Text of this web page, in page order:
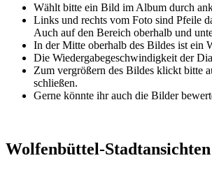
Wählt bitte ein Bild im Album durch
Links und rechts vom Foto sind Pfeile
Auch auf den Bereich oberhalb und
In der Mitte oberhalb des Bildes ist ein
Die Wiedergabegeschwindigkeit der
Zum vergrößern des Bildes klickt bitte
schließen.
Gerne könnte ihr auch die Bilder
Wolfenbüttel-Stadtansichten